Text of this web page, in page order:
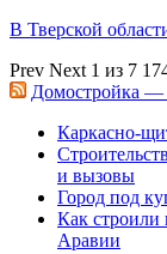
В Тверской
Prev Next 1 из 7
Домостройка —
Каркасно-
и вызовы
Город под
Как строили
Аравии